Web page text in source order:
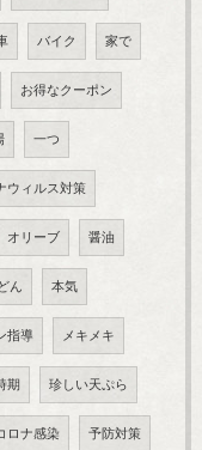
バイク 家で
お得なクーポン
一つ
ウィルス対策
オリーブ 醤油
ん 本気
指導 メキメキ
期 珍しい天ぷら
ロナ感染 予防対策